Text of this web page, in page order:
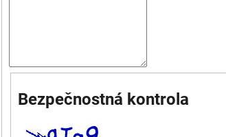
Bezpečnostná kontrola